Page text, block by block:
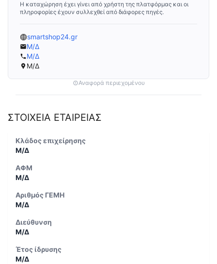
Η καταχώρηση έχει γίνει από χρήστη της πλατφόρμας και οι
πληροφορίες έχουν συλλεχθεί από διάφορες πηγές.
smartshop24.gr
Μ/Δ
Μ/Δ
Μ/Δ
Αναφορά περιεχομένου
ΣΤΟΙΧΕΙΑ ΕΤΑΙΡΕΙΑΣ
Κλάδος επιχείρησης
Μ/Δ
ΑΦΜ
Μ/Δ
Αριθμός ΓΕΜΗ
Μ/Δ
Διεύθυνση
Μ/Δ
Έτος ίδρυσης
Μ/Δ